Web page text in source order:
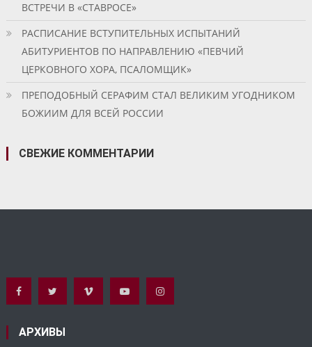
ВСТРЕЧИ В «СТАВРОСЕ»
РАСПИСАНИЕ ВСТУПИТЕЛЬНЫХ ИСПЫТАНИЙ
АБИТУРИЕНТОВ ПО НАПРАВЛЕНИЮ «ПЕВЧИЙ
ЦЕРКОВНОГО ХОРА, ПСАЛОМЩИК»
ПРЕПОДОБНЫЙ СЕРАФИМ СТАЛ ВЕЛИКИМ УГОДНИКОМ
БОЖИИМ ДЛЯ ВСЕЙ РОССИИ
СВЕЖИЕ КОММЕНТАРИИ
АРХИВЫ